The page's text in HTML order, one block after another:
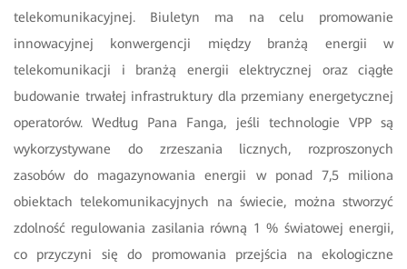
telekomunikacyjnej. Biuletyn ma na celu promowanie
innowacyjnej konwergencji między branżą energii w
telekomunikacji i branżą energii elektrycznej oraz ciągłe
budowanie trwałej infrastruktury dla przemiany energetycznej
operatorów. Według Pana Fanga, jeśli technologie VPP są
wykorzystywane do zrzeszania licznych, rozproszonych
zasobów do magazynowania energii w ponad 7,5 miliona
obiektach telekomunikacyjnych na świecie, można stworzyć
zdolność regulowania zasilania równą 1 % światowej energii,
co przyczyni się do promowania przejścia na ekologiczne